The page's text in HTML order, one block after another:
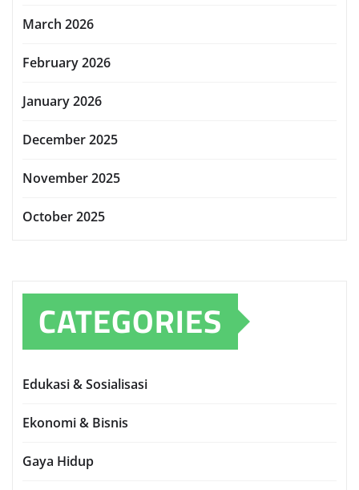
March 2026
February 2026
January 2026
December 2025
November 2025
October 2025
CATEGORIES
Edukasi & Sosialisasi
Ekonomi & Bisnis
Gaya Hidup